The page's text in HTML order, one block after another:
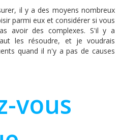
il y a des moyens nombreux
parmi eux et considérer si vous
avoir des complexes. S'il y a
les résoudre, et je voudrais
quand il n'y a pas de causes
vous